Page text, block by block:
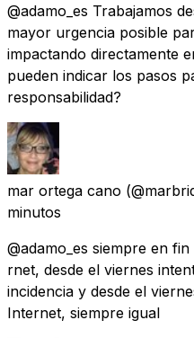
@adamo_es Trabajamos
mayor urgencia posible
impactando directamente
pueden indicar los pasos
responsabilidad?
mar ortega cano
minutos
@adamo_es siempre en
rnet, desde el viernes
incidencia y desde el
Internet, siempre igual